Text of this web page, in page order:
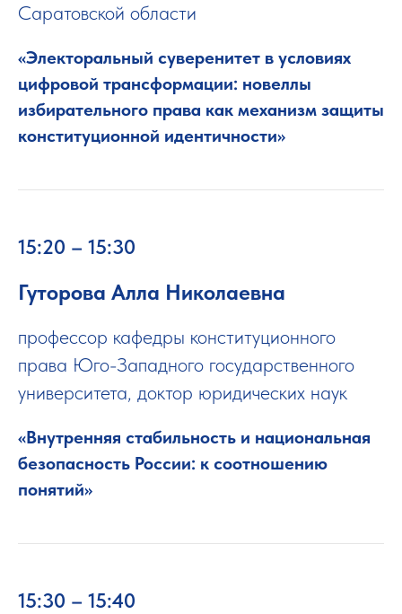
Саратовской области
«Электоральный суверенитет в условиях
цифровой трансформации: новеллы
избирательного права как механизм защиты
конституционной идентичности»
15:20 – 15:30
Гуторова Алла Николаевна
профессор кафедры конституционного
права Юго-Западного государственного
университета, доктор юридических наук
«Внутренняя стабильность и национальная
безопасность России: к соотношению
понятий»
15:30 – 15:40